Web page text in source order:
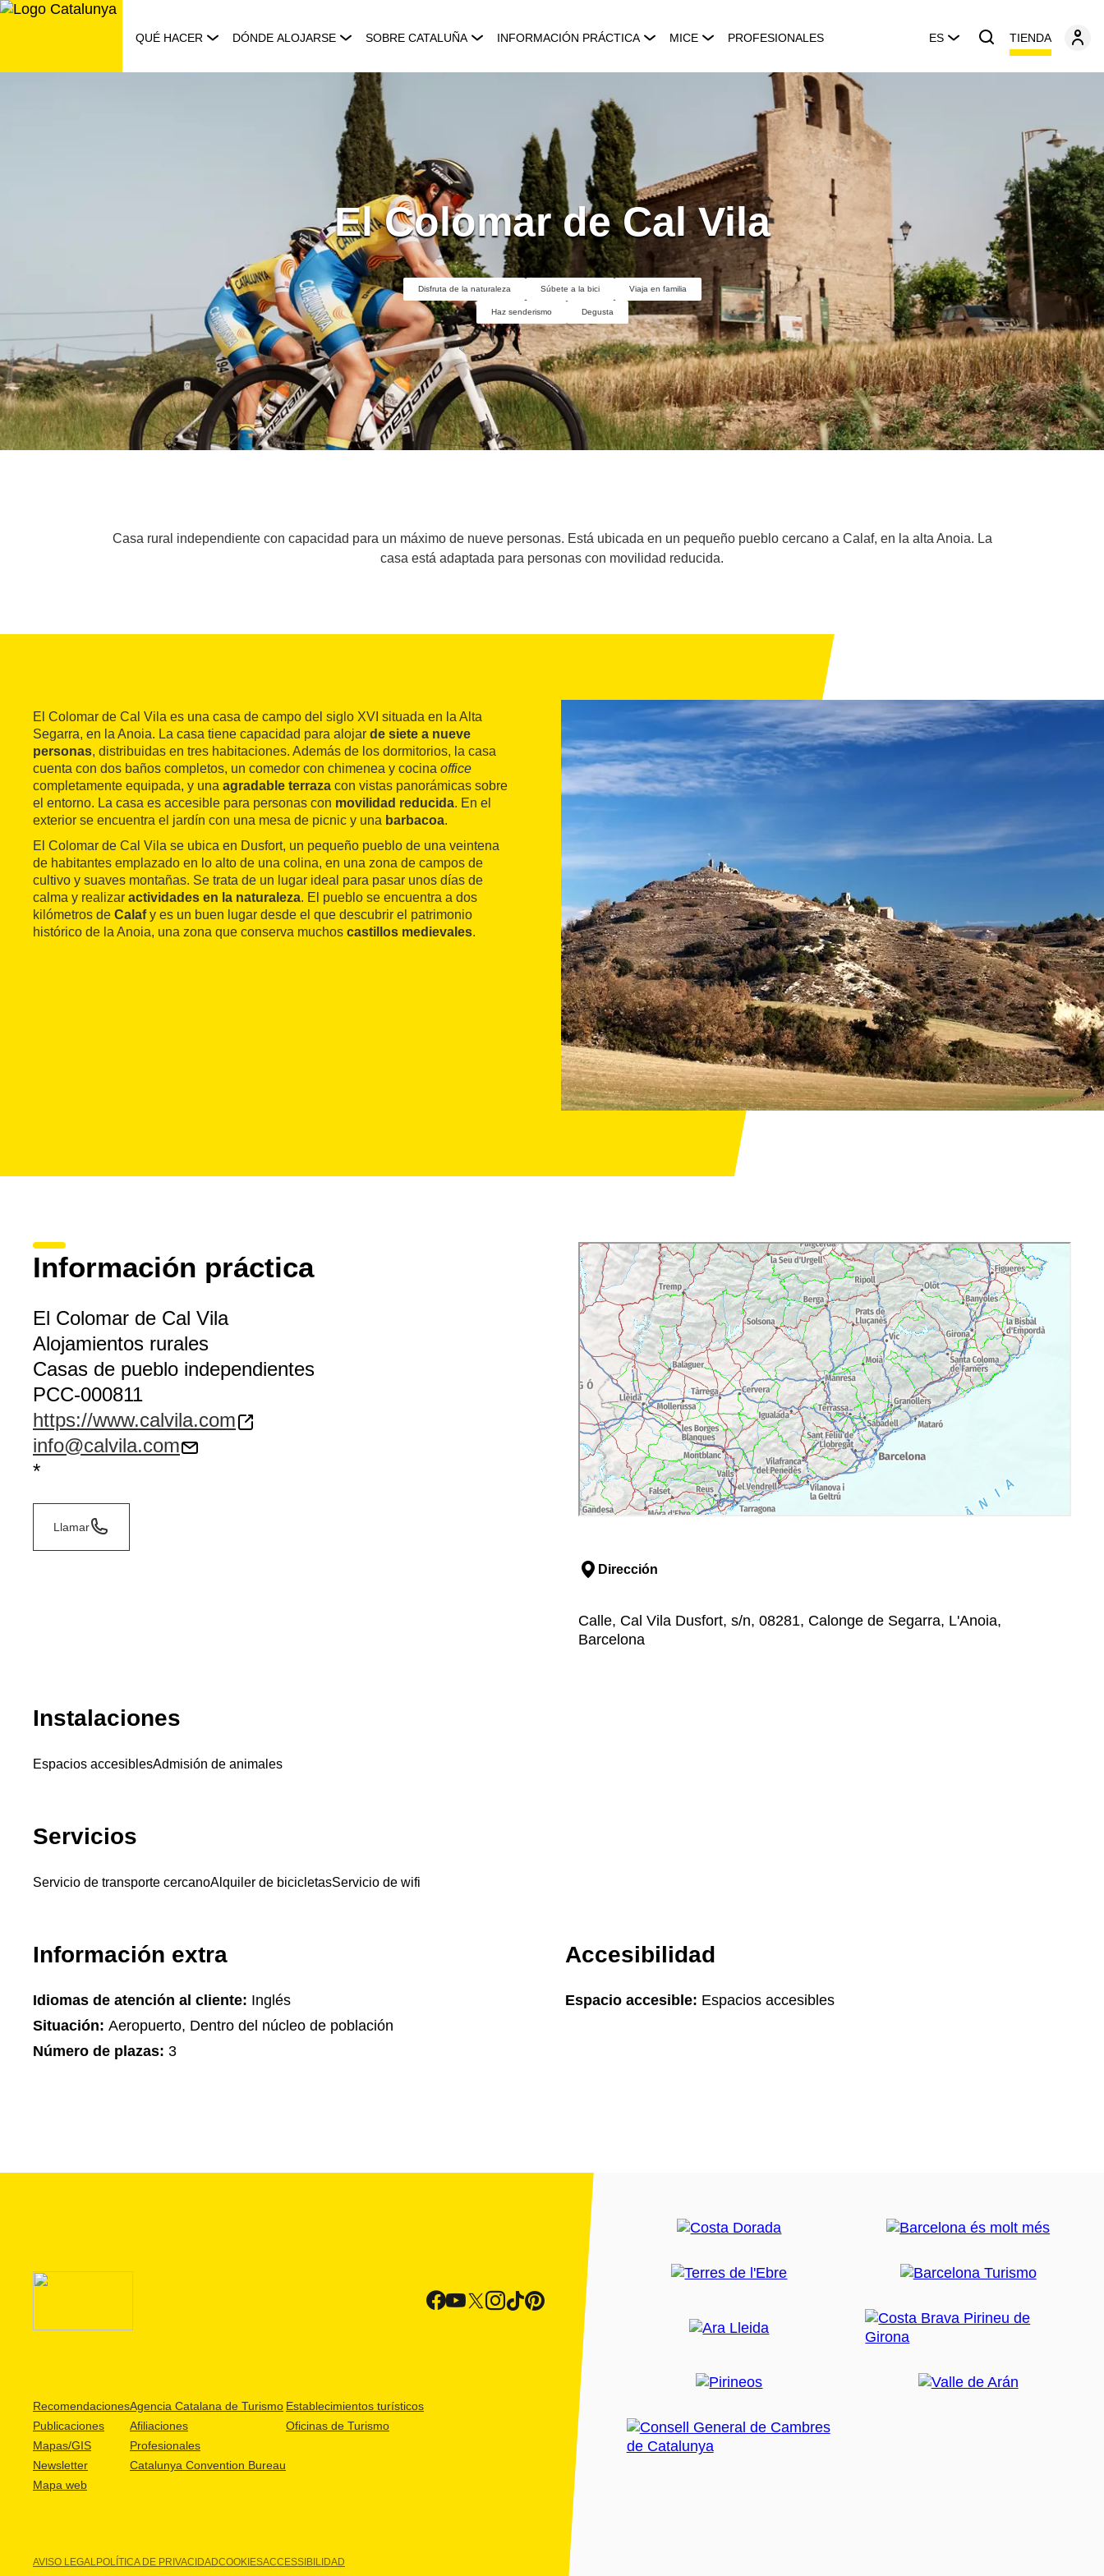
Saltar
QUÉ HACER DÓNDE ALOJARSE SOBRE CATALUÑA INFORMACIÓN PRÁCTICA MICE PROFESIONALES ES TIENDA
El Colomar de Cal Vila
Disfruta de la naturaleza Súbete a la bici Viaja en familia
Haz senderismo Degusta
Casa rural independiente con capacidad para un máximo de nueve personas. Está ubicada en un pequeño pueblo cercano a Calaf, en la alta Anoia. La
casa está adaptada para personas con movilidad reducida.
El Colomar de Cal Vila es una casa de campo del siglo XVI situada en la Alta
Segarra, en la Anoia. La casa tiene capacidad para alojar de siete a nueve
personas, distribuidas en tres habitaciones. Además de los dormitorios, la casa
cuenta con dos baños completos, un comedor con chimenea y cocina office
completamente equipada, y una agradable terraza con vistas panorámicas sobre
el entorno. La casa es accesible para personas con movilidad reducida. En el
exterior se encuentra el jardín con una mesa de picnic y una barbacoa.
El Colomar de Cal Vila se ubica en Dusfort, un pequeño pueblo de una veintena
de habitantes emplazado en lo alto de una colina, en una zona de campos de
cultivo y suaves montañas. Se trata de un lugar ideal para pasar unos días de
calma y realizar actividades en la naturaleza. El pueblo se encuentra a dos
kilómetros de Calafy es un buen lugar desde el que descubrir el patrimonio
histórico de la Anoia, una zona que conserva muchos castillos medievales.
Información práctica
El Colomar de Cal Vila
Alojamientos rurales
Casas de pueblo independientes
PCC-000811
https://www.calvila.com
info@calvila.com
*
Llamar
Dirección
Calle, Cal Vila Dusfort, s/n, 08281, Calonge de Segarra, L'Anoia,
Barcelona
Instalaciones
Espacios accesiblesAdmisión de animales
Servicios
Servicio de transporte cercanoAlquiler de bicicletasServicio de wifi
Información extra
Idiomas de atención al cliente: Inglés
Situación: Aeropuerto, Dentro del núcleo de población
Número de plazas: 3
Accesibilidad
Espacio accesible: Espacios accesibles
Recomendaciones
Publicaciones
Mapas/GIS
Newsletter
Mapa web
Agencia Catalana de Turismo
Afiliaciones
Profesionales
Catalunya Convention Bureau
Establecimientos turísticos
Oficinas de Turismo
AVISO LEGALPOLÍTICA DE PRIVACIDADCOOKIESACCESSIBILIDAD